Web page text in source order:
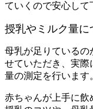
ていくので安心して
授乳やミルク量に
母乳が足りているの
せていただき、実際
量の測定を行います
赤ちゃんが上手に飲